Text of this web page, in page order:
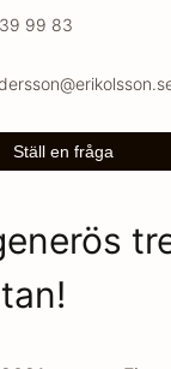
99 83
Ställ en fråga